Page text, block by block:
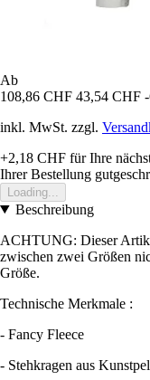
Ab
108,86 CHF 43,54 CHF
inkl. MwSt. zzgl.
+2,18 CHF für Ihre
Ihrer Bestellung
Loading...
Beschreibung
ACHTUNG: Dieser
zwischen zwei Größen
Größe.
Technische Merkmale :
- Fancy Fleece
- Stehkragen aus